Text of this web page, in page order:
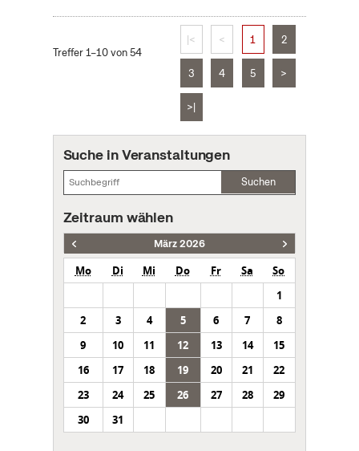
Treffer 1–10 von 54
|< < 1 2
3 4 5 >
>|
Suche in Veranstaltungen
Suchen
Zeitraum wählen
März 2026
Mo Di Mi Do Fr Sa
So
1
2
3 4 5 6 7
8
9
10 11 12 13 14
15
16
17 18 19 20 21
22
23
24 25 26 27 28
29
30
31